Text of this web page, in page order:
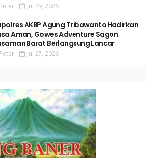
Peter Jul 29, 2026
AKBP Agung Tribawanto Hadirkan
Aman, Gowes Adventure Sagon
Barat Berlangsung Lancar
Peter Jul 27, 2026